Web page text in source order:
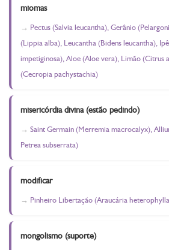
miomas
Pectus (Salvia leucantha), Gerânio
(Lippia alba), Leucantha (Bidens leucantha),
impetiginosa), Aloe (Aloe vera), Limão (Citrus
(Cecropia pachystachia)
misericórdia divina (estão pedindo)
Saint Germain (Merremia macrocalyx),
Petrea subserrata)
modificar
Pinheiro Libertação (Araucária
mongolismo (suporte)